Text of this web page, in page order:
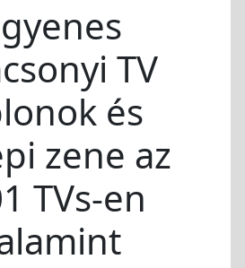
TV
és
zene az
TVs-en